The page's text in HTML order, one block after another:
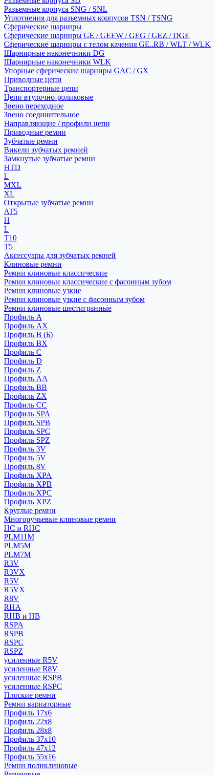
Разъемные корпуса SNG / SNL
Уплотнения для разъемных корпусов TSN / TSNG
Сферические шарниры
Сферические шарниры GE / GEEW / GEG / GEZ / DGE
Сферические шарниры с телом качения GE..RB / WLT / WLK
Шарнирные наконечники DG
Шарнирные наконечники WLK
Упорные сферические шарниры GAC / GX
Приводные цепи
Транспортерные цепи
Цепи втулочно-роликовые
Звено переходное
Звено соединительное
Направляющие / профили цепи
Приводные ремни
Зубчатые ремни
Викели зубчатых ремней
Замкнутые зубчатые ремни
HTD
L
MXL
XL
Открытые зубчатые ремни
AT5
H
L
T10
T5
Аксессуары для зубчатых ремней
Клиновые ремни
Ремни клиновые классические
Ремни клиновые классические с фасонным зубом
Ремни клиновые узкие
Ремни клиновые узкие с фасонным зубом
Ремни клиновые шестигранные
Профиль A
Профиль AX
Профиль B (Б)
Профиль BX
Профиль C
Профиль D
Профиль Z
Профиль АА
Профиль BB
Профиль ZX
Профиль CC
Профиль SPA
Профиль SPB
Профиль SPC
Профиль SPZ
Профиль 3V
Профиль 5V
Профиль 8V
Профиль XPA
Профиль XPB
Профиль XPC
Профиль XPZ
Круглые ремни
Многоручьевые клиновые ремни
HC и RHC
PLM11M
PLM5M
PLM7M
R3V
R3VX
R5V
R5VX
R8V
RHA
RHB и HB
RSPA
RSPB
RSPC
RSPZ
усиленные R5V
усиленные R8V
усиленные RSPB
усиленные RSPC
Плоские ремни
Ремни вариаторные
Профиль 17x6
Профиль 22x8
Профиль 28x8
Профиль 37x10
Профиль 47x12
Профиль 55x16
Ремни поликлиновые